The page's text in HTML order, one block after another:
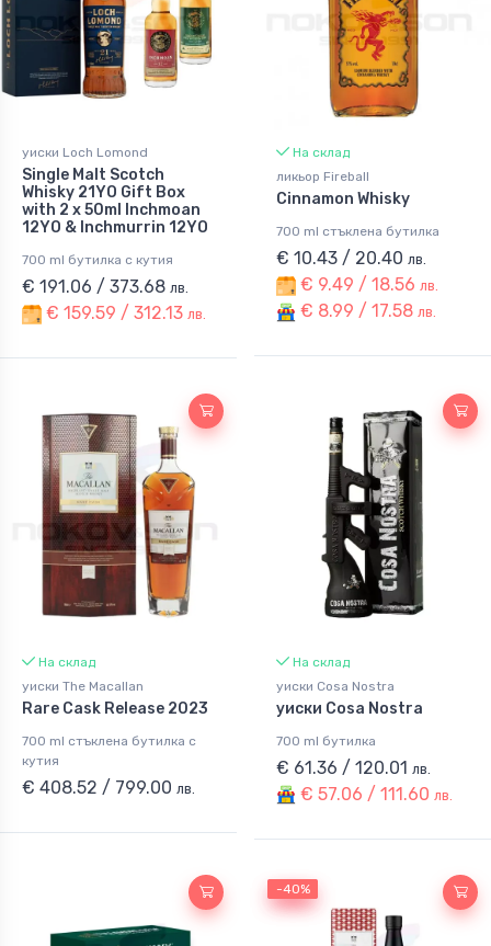
уиски Loch Lomond
Single Malt Scotch
Whisky 21YO Gift Box
with 2 x 50ml Inchmoan
12YO & Inchmurrin 12YO
700 ml бутилка с кутия
€ 191.06 / 373.68 лв.
€ 159.59 / 312.13 лв.
На склад
ликьор Fireball
Cinnamon Whisky
700 ml стъклена бутилка
€ 10.43 / 20.40 лв.
€ 9.49 / 18.56 лв.
€ 8.99 / 17.58 лв.
На склад
уиски The Macallan
Rare Cask Release 2023
700 ml стъклена бутилка с
кутия
€ 408.52 / 799.00 лв.
На склад
уиски Cosa Nostra
уиски Cosa Nostra
700 ml бутилка
€ 61.36 / 120.01 лв.
€ 57.06 / 111.60 лв.
-40%
-40%